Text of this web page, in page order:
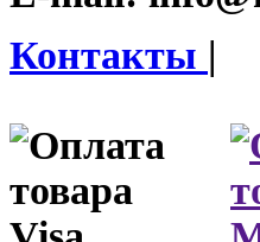
Контакты |